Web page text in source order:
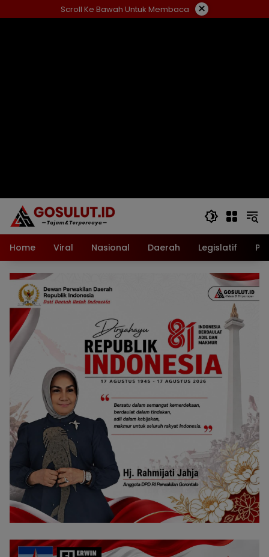
ke
Scroll Ke Bawah Untuk Membaca ×
Home Viral Nasional Daerah Legislatif